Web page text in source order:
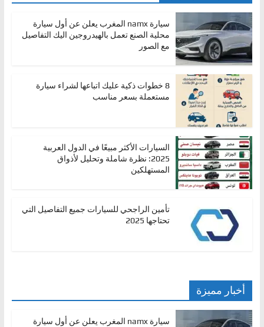
سيارة namx المغرب يعلن عن أول سيارة
محلية الصنع تعمل بالهيدروجين اليك التفاصيل
مع الصور
8 خطوات ذكية عليك اتباعها لشراء سيارة
مستعملة بسعر مناسب
السيارات الأكثر مبيعًا في الدول العربية
2025: نظرة شاملة وتحليل لأذواق
المستهلكين
تأمين الراجحي للسيارات جميع التفاصيل التي
تحتاجها 2025
أخبار مميزة
سيارة namx المغرب يعلن عن أول سيارة